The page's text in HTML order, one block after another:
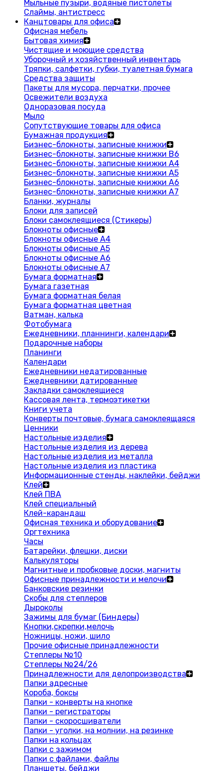
Мыльные пузыри, водяные пистолеты
Слаймы, антистресс
Канцтовары для офиса
Офисная мебель
Бытовая химия
Чистящие и моющие средства
Уборочный и хозяйственный инвентарь
Тряпки, салфетки, губки, туалетная бумага
Средства защиты
Пакеты для мусора, перчатки, прочее
Освежители воздуха
Одноразовая посуда
Мыло
Сопутствующие товары для офиса
Бумажная продукция
Бизнес-блокноты, записные книжки
Бизнес-блокноты, записные книжки В6
Бизнес-блокноты, записные книжки A4
Бизнес-блокноты, записные книжки А5
Бизнес-блокноты, записные книжки А6
Бизнес-блокноты, записные книжки А7
Бланки, журналы
Блоки для записей
Блоки самоклеящиеся (Стикеры)
Блокноты офисные
Блокноты офисные A4
Блокноты офисные A5
Блокноты офисные A6
Блокноты офисные A7
Бумага форматная
Бумага газетная
Бумага форматная белая
Бумага форматная цветная
Ватман, калька
Фотобумага
Ежедневники, планнинги, календари
Подарочные наборы
Планинги
Календари
Ежедневники недатированные
Ежедневники датированные
Закладки самоклеящиеся
Кассовая лента, термоэтикетки
Книги учета
Конверты почтовые, бумага самоклеящаяся
Ценники
Настольные изделия
Настольные изделия из дерева
Настольные изделия из металла
Настольные изделия из пластика
Информационные стенды, наклейки, бейджи
Клей
Клей ПВА
Клей специальный
Клей-карандаш
Офисная техника и оборудование
Оргтехника
Часы
Батарейки, флешки, диски
Калькуляторы
Магнитные и пробковые доски, магниты
Офисные принадлежности и мелочи
Банковские резинки
Скобы для степлеров
Дыроколы
Зажимы для бумаг (Биндеры)
Кнопки,скрепки,мелочь
Ножницы, ножи, шило
Прочие офисные принадлежности
Степлеры №10
Степлеры №24/26
Принадлежности для делопроизводства
Папки адресные
Короба, боксы
Папки - конверты на кнопке
Папки - регистраторы
Папки - скоросшиватели
Папки - уголки, на молнии, на резинке
Папки на кольцах
Папки с зажимом
Папки с файлами, файлы
Планшеты, бейджи